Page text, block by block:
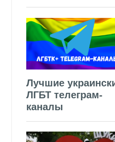
Лучшие
ЛГБТ телеграм-
каналы